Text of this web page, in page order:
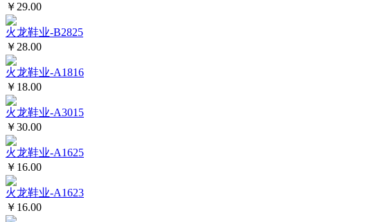
￥29.00
火龙鞋业-B2825
￥28.00
火龙鞋业-A1816
￥18.00
火龙鞋业-A3015
￥30.00
火龙鞋业-A1625
￥16.00
火龙鞋业-A1623
￥16.00